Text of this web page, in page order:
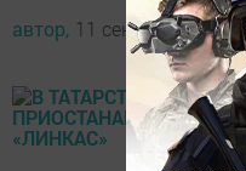
автор, 11 сентября 2017